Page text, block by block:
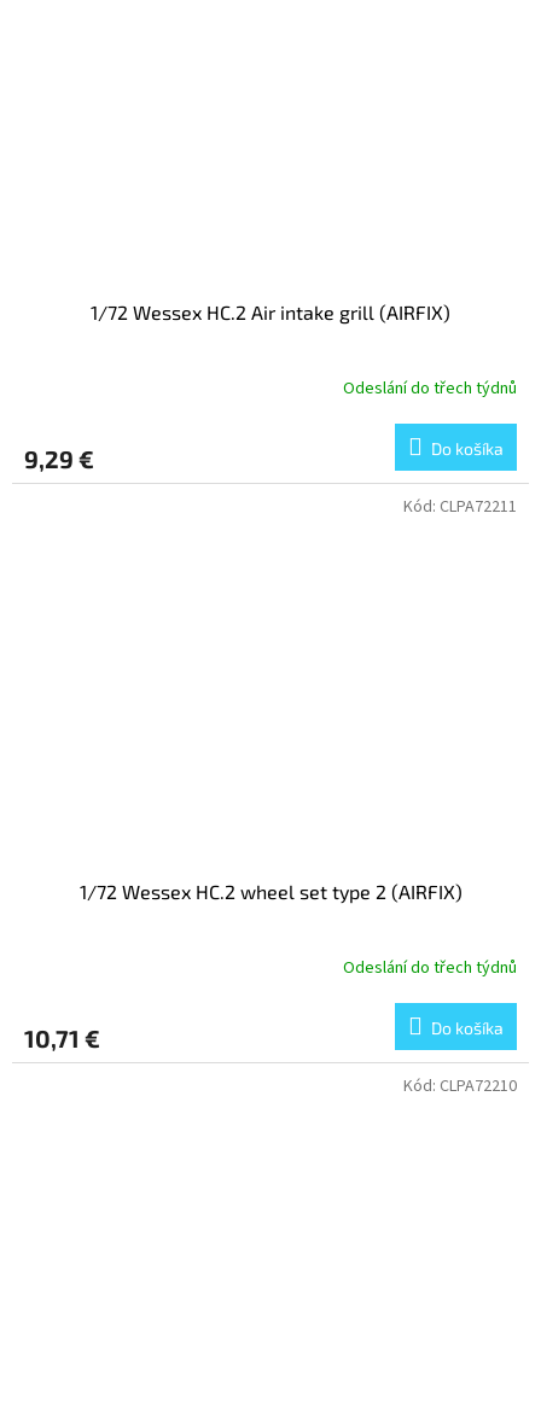
1/72 Wessex HC.2 Air intake grill (AIRFIX)
Odeslání do třech týdnů
9,29 € Do košíka
1/72 Wessex HC.2 wheel set type 2 (AIRFIX)
Odeslání do třech týdnů
10,71 € Do košíka
Kód: CLPA72211
Kód: CLPA72210